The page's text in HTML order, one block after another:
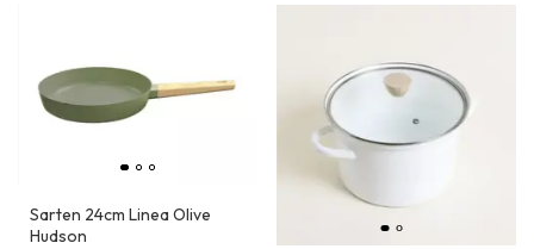
Sarten 24cm Linea Olive
Hudson